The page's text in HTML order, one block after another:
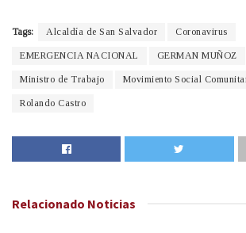
Tags: Alcaldía de San Salvador Coronavirus
EMERGENCIA NACIONAL GERMAN MUÑOZ
Ministro de Trabajo Movimiento Social
Rolando Castro
Relacionado Noticias